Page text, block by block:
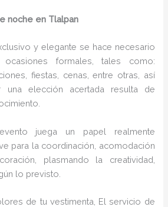
noche en Tlalpan
y elegante se hace necesario
ocasiones formales, tales como:
fiestas, cenas, entre otras, así
elección acertada resulta de
juega un papel realmente
para la coordinación, acomodación
plasmando la creatividad,
lo previsto.
de tu vestimenta, El servicio de